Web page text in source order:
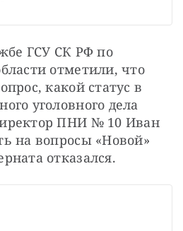
ГСУ СК РФ по
отметили, что
какой статус в
уголовного дела
ПНИ № 10 Иван
на вопросы «Новой»
отказался.